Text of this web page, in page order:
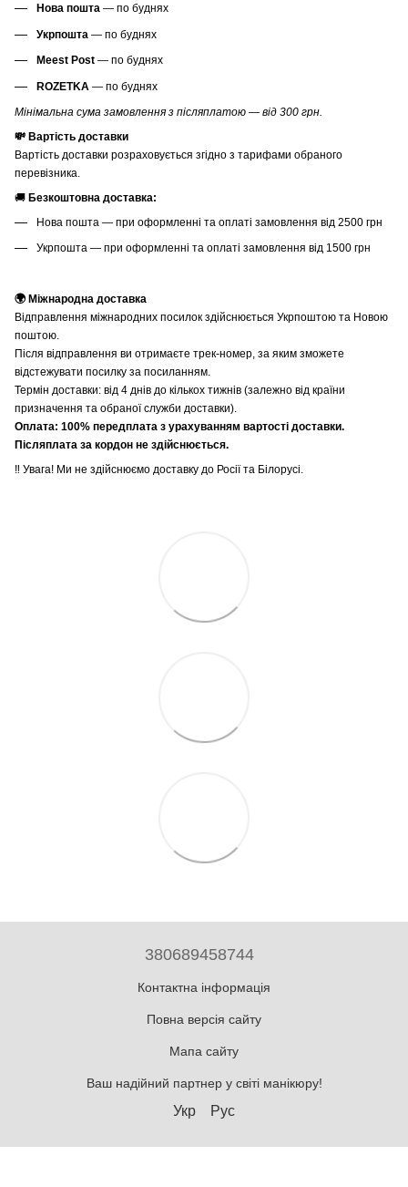
Нова пошта — по буднях
Укрпошта — по буднях
Meest Post — по буднях
ROZETKA — по буднях
Мінімальна сума замовлення з післяплатою — від 300 грн.
💸 Вартість доставки
Вартість доставки розраховується згідно з тарифами обраного
перевізника.
🚚 Безкоштовна доставка:
Нова пошта — при оформленні та оплаті замовлення від 2500 грн
Укрпошта — при оформленні та оплаті замовлення від 1500 грн
🌍 Міжнародна доставка
Відправлення міжнародних посилок здійснюється Укрпоштою та Новою
поштою.
Після відправлення ви отримаєте трек-номер, за яким зможете
відстежувати посилку за посиланням.
Термін доставки: від 4 днів до кількох тижнів (залежно від країни
призначення та обраної служби доставки).
Оплата: 100% передплата з урахуванням вартості доставки.
Післяплата за кордон не здійснюється.
‼️ Увага! Ми не здійснюємо доставку до Росії та Білорусі.
380689458744
Контактна інформація
Повна версія сайту
Мапа сайту
Ваш надійний партнер у світі манікюру!
Укр Рус